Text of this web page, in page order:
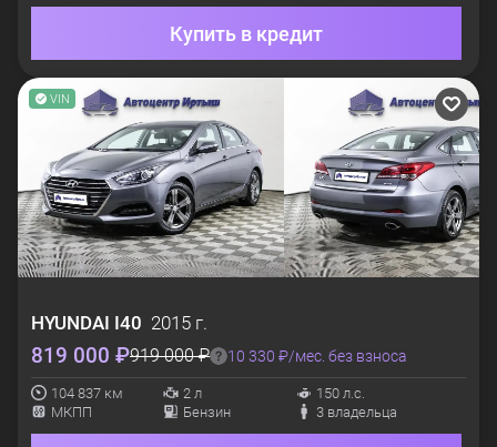
Купить в кредит
VIN
HYUNDAI I40 2015 г.
819 000 ₽919 000 ₽ 10 330 ₽/мес. без взноса
104 837 км 2 л
150 л.с.
МКПП
Бензин 3 владельца